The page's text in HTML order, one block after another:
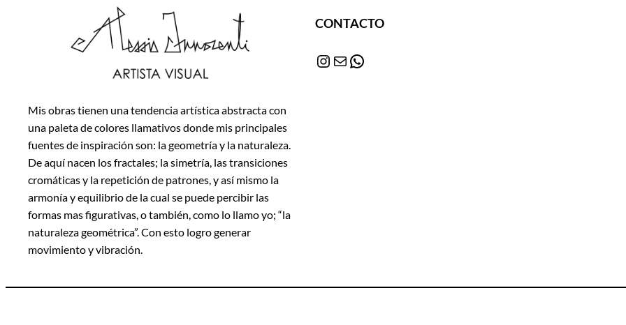
Mis obras tienen una tendencia artística abstracta con
una paleta de colores llamativos donde mis principales
fuentes de inspiración son: la geometría y la naturaleza.
De aquí nacen los fractales; la simetría, las transiciones
cromáticas y la repetición de patrones, y así mismo la
armonía y equilibrio de la cual se puede percibir las
formas mas figurativas, o también, como lo llamo yo; “la
naturaleza geométrica”. Con esto logro generar
movimiento y vibración.
CONTACTO
Instagram Correo electrónico WhatsApp